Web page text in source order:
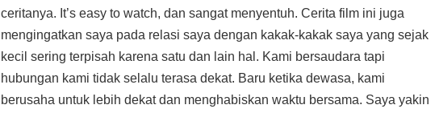
ceritanya. It’s easy to watch, dan sangat menyentuh. Cerita film ini juga
mengingatkan saya pada relasi saya dengan kakak-kakak saya yang sejak
kecil sering terpisah karena satu dan lain hal. Kami bersaudara tapi
hubungan kami tidak selalu terasa dekat. Baru ketika dewasa, kami
berusaha untuk lebih dekat dan menghabiskan waktu bersama. Saya yakin